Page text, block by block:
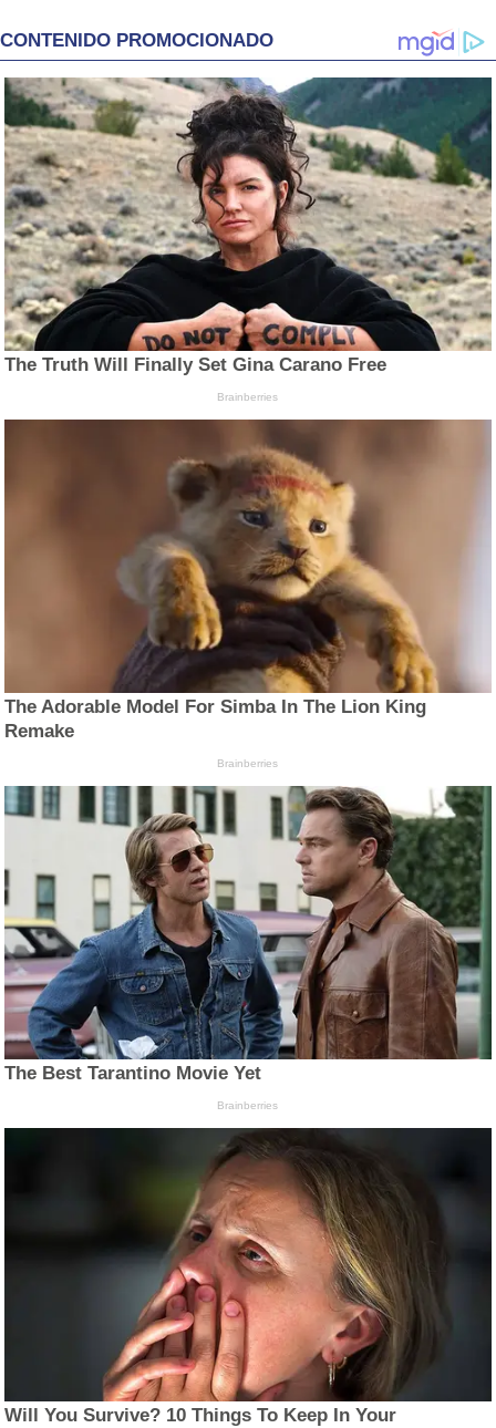
CONTENIDO PROMOCIONADO
The Truth Will Finally Set Gina Carano Free
Brainberries
The Adorable Model For Simba In The Lion King
Remake
Brainberries
The Best Tarantino Movie Yet
Brainberries
Will You Survive? 10 Things To Keep In Your